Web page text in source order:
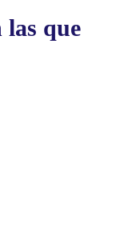
las que